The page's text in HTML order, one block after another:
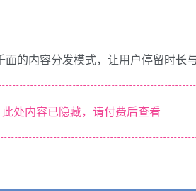
的内容分发模式，让用户停留时长
此处内容已隐藏，请付费后查看